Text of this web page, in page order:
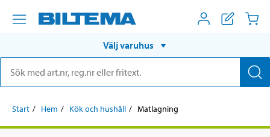
Välj varuhus
Start Hem Kök och hushåll Matlagning